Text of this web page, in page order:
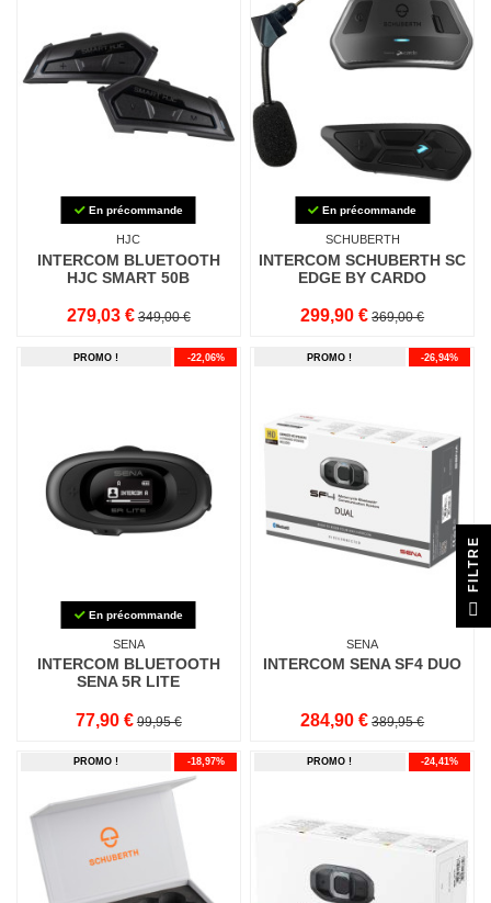
En précommande
HJC
INTERCOM BLUETOOTH
HJC SMART 50B
279,03 € 349,00 €
En précommande
SCHUBERTH
INTERCOM SCHUBERTH SC
EDGE BY CARDO
299,90 € 369,00 €
PROMO ! -22,06%
En précommande
SENA
INTERCOM BLUETOOTH
SENA 5R LITE
77,90 € 99,95 €
PROMO ! -26,94%
SENA
INTERCOM SENA SF4 DUO
284,90 € 389,95 €
PROMO ! -18,97% PROMO ! -24,41%
E